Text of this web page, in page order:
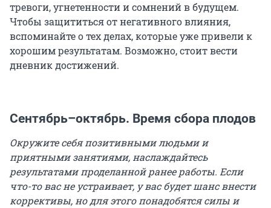
тревоги, угнетенности и сомнений в будущем.
Чтобы защититься от негативного влияния,
вспоминайте о тех делах, которые уже привели к
хорошим результатам. Возможно, стоит вести
дневник достижений.
Сентябрь–октябрь. Время сбора плодов
Окружите себя позитивными людьми и
приятными занятиями, наслаждайтесь
результатами проделанной ранее работы. Если
что-то вас не устраивает, у вас будет шанс внести
коррективы, но для этого понадобятся силы и